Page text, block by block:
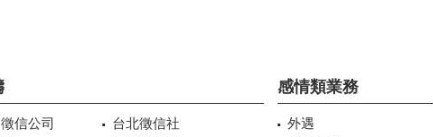
信公司
台北徵信社
感情類業務
外遇